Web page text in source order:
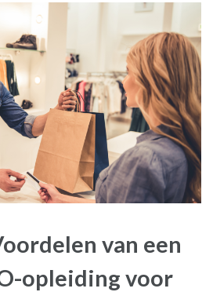
van een
opleiding voor